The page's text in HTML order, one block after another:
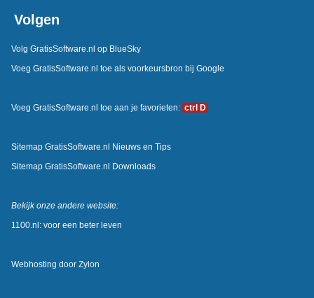
Volgen
Volg GratisSoftware.nl op BlueSky
Voeg GratisSoftware.nl toe als voorkeursbron bij Google
Voeg GratisSoftware.nl toe aan je favorieten: ctrl D
Sitemap GratisSoftware.nl Nieuws en Tips
Sitemap GratisSoftware.nl Downloads
Bekijk onze andere website:
1100.nl: voor een beter leven
Webhosting door Zylon